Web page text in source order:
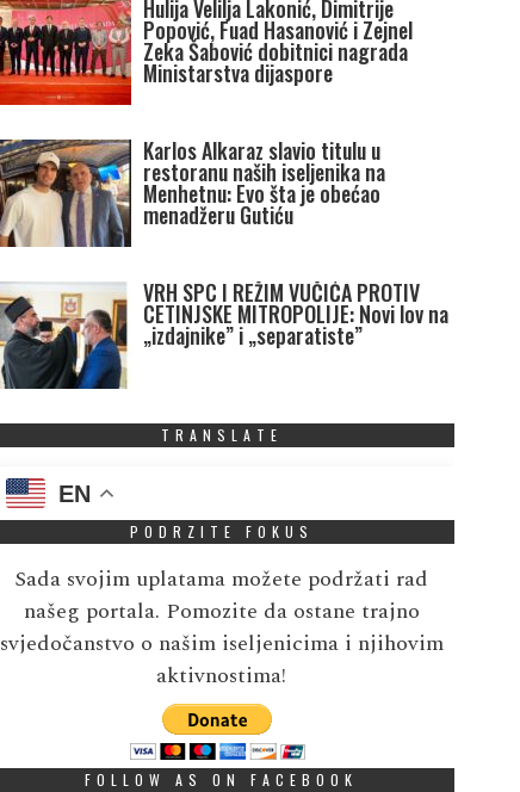
Hulija Velilja Lakonić, Dimitrije
Popović, Fuad Hasanović i Zejnel
Zeka Šabović dobitnici nagrada
Ministarstva dijaspore
Karlos Alkaraz slavio titulu u
restoranu naših iseljenika na
Menhetnu: Evo šta je obećao
menadžeru Gutiću
VRH SPC I REŽIM VUČIĆA PROTIV
CETINJSKE MITROPOLIJE: Novi lov na
„izdajnike” i „separatiste”
TRANSLATE
EN
PODRZITE FOKUS
Sada svojim uplatama možete podržati rad
našeg portala. Pomozite da ostane trajno
svjedočanstvo o našim iseljenicima i njihovim
aktivnostima!
FOLLOW AS ON FACEBOOK